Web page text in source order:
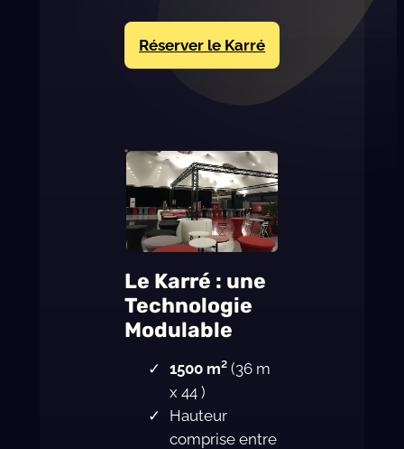
Réserver le Karré
Le Karré : une
Technologie
Modulable
1500 m²(36 m
x 44 )
Hauteur
comprise entre